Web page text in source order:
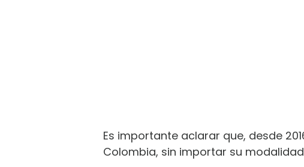
Es importante aclarar que, desde
Colombia, sin importar su